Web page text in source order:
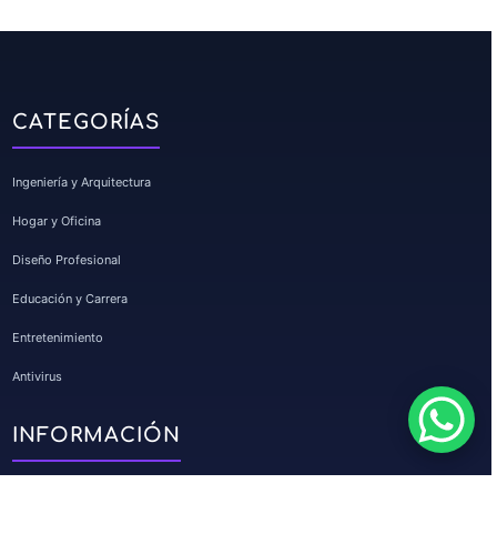
CATEGORÍAS
Ingeniería y Arquitectura
Hogar y Oficina
Diseño Profesional
Educación y Carrera
Entretenimiento
Antivirus
INFORMACIÓN